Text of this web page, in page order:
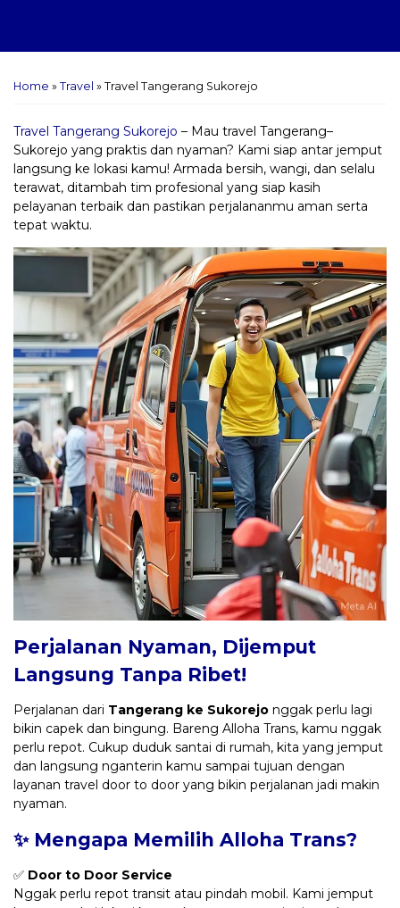
Home » Travel » Travel Tangerang Sukorejo
Travel Tangerang Sukorejo – Mau travel Tangerang–
Sukorejo yang praktis dan nyaman? Kami siap antar jemput
langsung ke lokasi kamu! Armada bersih, wangi, dan selalu
terawat, ditambah tim profesional yang siap kasih
pelayanan terbaik dan pastikan perjalananmu aman serta
tepat waktu.
Perjalanan Nyaman, Dijemput
Langsung Tanpa Ribet!
Perjalanan dari Tangerang ke Sukorejo nggak perlu lagi
bikin capek dan bingung. Bareng Alloha Trans, kamu nggak
perlu repot. Cukup duduk santai di rumah, kita yang jemput
dan langsung nganterin kamu sampai tujuan dengan
layanan travel door to door yang bikin perjalanan jadi makin
nyaman.
✨ Mengapa Memilih Alloha Trans?
✅ Door to Door Service
Nggak perlu repot transit atau pindah mobil. Kami jemput